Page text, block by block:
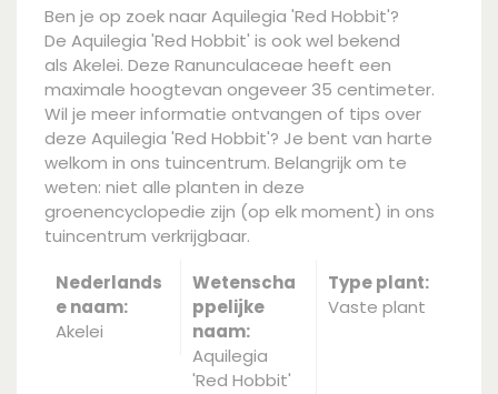
Ben je op zoek naar Aquilegia 'Red Hobbit'?
De Aquilegia 'Red Hobbit' is ook wel bekend
als Akelei. Deze Ranunculaceae heeft een
maximale hoogtevan ongeveer 35 centimeter.
Wil je meer informatie ontvangen of tips over
deze Aquilegia 'Red Hobbit'? Je bent van harte
welkom in ons tuincentrum. Belangrijk om te
weten: niet alle planten in deze
groenencyclopedie zijn (op elk moment) in ons
tuincentrum verkrijgbaar.
Nederlands
e naam:
Akelei
Wetenscha
ppelijke
naam:
Aquilegia
'Red Hobbit'
Type plant:
Vaste plant